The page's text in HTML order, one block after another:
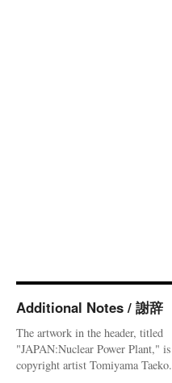
Additional Notes / 謝辞
The artwork in the header, titled
"JAPAN:Nuclear Power Plant," is
copyright artist Tomiyama Taeko.